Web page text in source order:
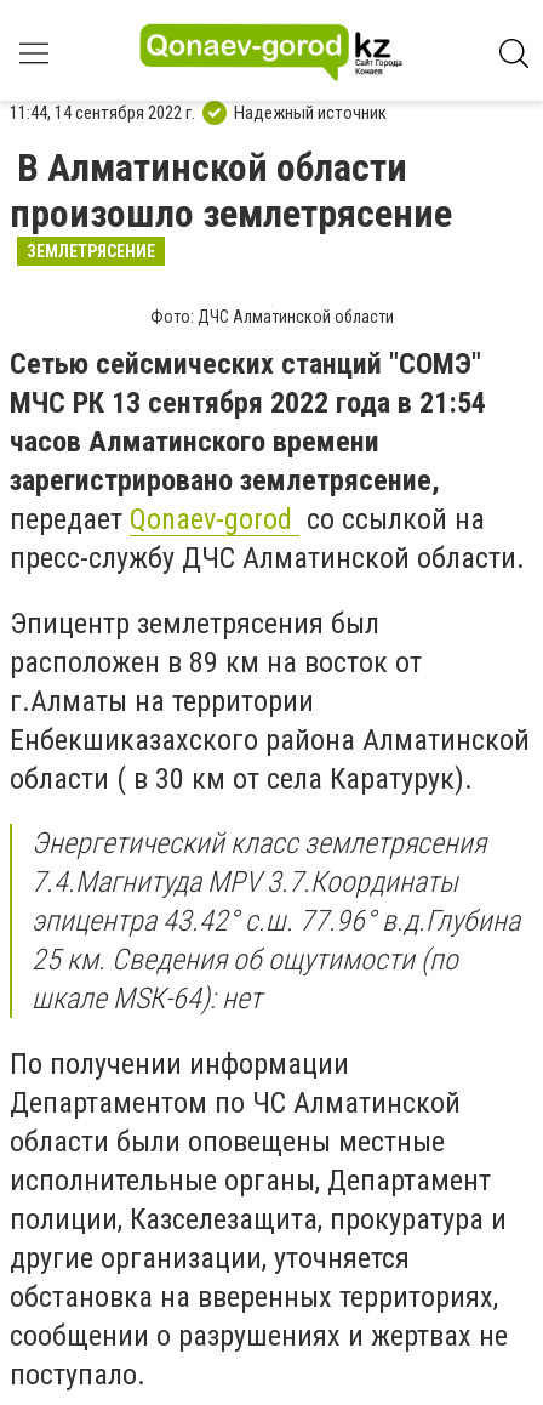
11:44, 14 сентября 2022 г. Надежный источник
В Алматинской области
произошло землетрясение
ЗЕМЛЕТРЯСЕНИЕ
Фото: ДЧС Алматинской области
Сетью сейсмических станций "СОМЭ"
МЧС РК 13 сентября 2022 года в 21:54
часов Алматинского времени
зарегистрировано землетрясение,
передает Qonaev-gorod со ссылкой на
пресс-службу ДЧС Алматинской области.
Эпицентр землетрясения был
расположен в 89 км на восток от
г.Алматы на территории
Енбекшиказахского района Алматинской
области ( в 30 км от села Каратурук).
Энергетический класс землетрясения
7.4.Магнитуда MPV 3.7.Координаты
эпицентра 43.42° с.ш. 77.96° в.д.Глубина
25 км. Сведения об ощутимости (по
шкале МSК-64): нет
По получении информации
Департаментом по ЧС Алматинской
области были оповещены местные
исполнительные органы, Департамент
полиции, Казселезащита, прокуратура и
другие организации, уточняется
обстановка на вверенных территориях,
сообщении о разрушениях и жертвах не
поступало.